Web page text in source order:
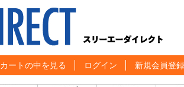
カートの中を見る ログイン 新規会員登録